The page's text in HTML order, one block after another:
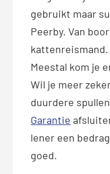
gebruikt maar
Peerby. Van
Meestal kom je
Wil je meer
duurdere
Garantie
lener een
goed.